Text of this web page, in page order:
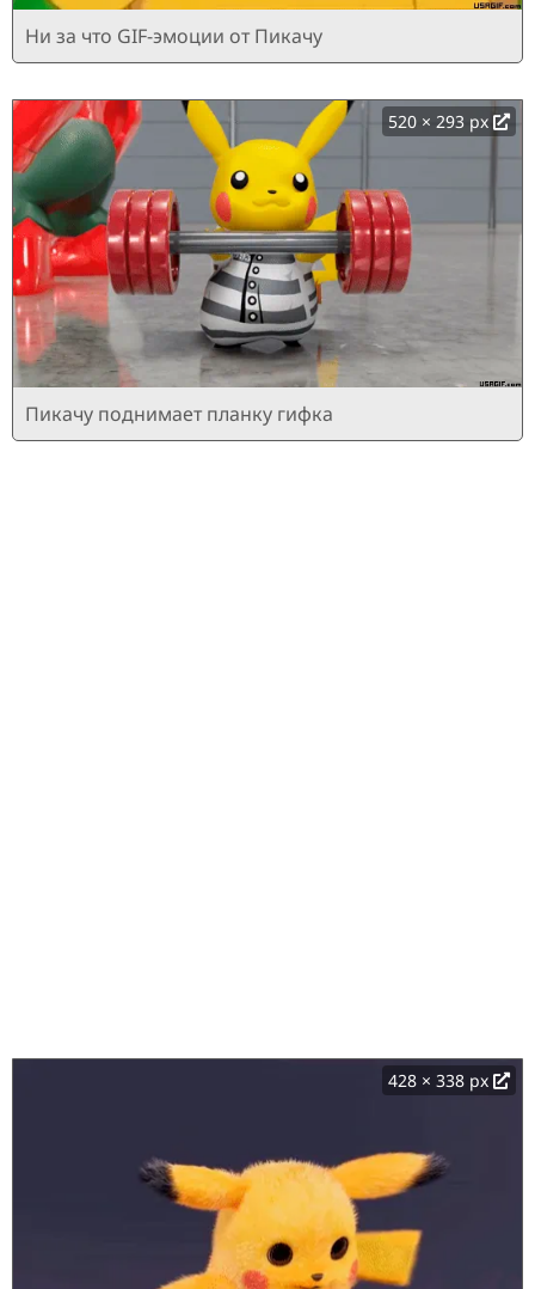
Ни за что GIF-эмоции от Пикачу
520 × 293 px
Пикачу поднимает планку гифка
428 × 338 px